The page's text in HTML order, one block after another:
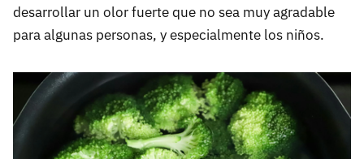
desarrollar un olor fuerte que no sea muy agradable
para algunas personas, y especialmente los niños.